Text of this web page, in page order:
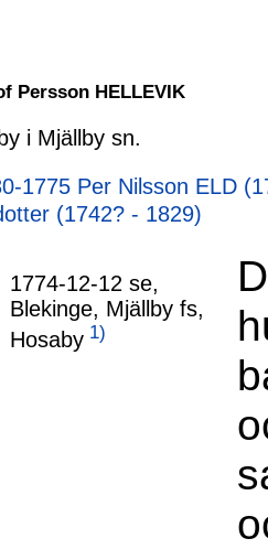
Persson HELLEVIK
i Mjällby sn.
1775 Per Nilsson ELD
(1742? - 1829)
1774-12-12 se,
Blekinge, Mjällby fs,
Hosaby 1)